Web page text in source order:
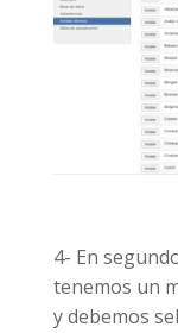
4- En
tenemos un
y debemos